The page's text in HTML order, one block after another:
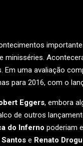
minisséries.
uma avaliação
para 2016, com o
Eggers, embora
de outros
do Inferno poderiam
Santos e Renato